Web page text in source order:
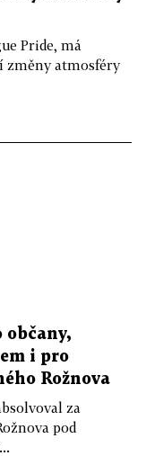
Pride, má
změny atmosféry
občany,
i pro
Rožnova
za
pod